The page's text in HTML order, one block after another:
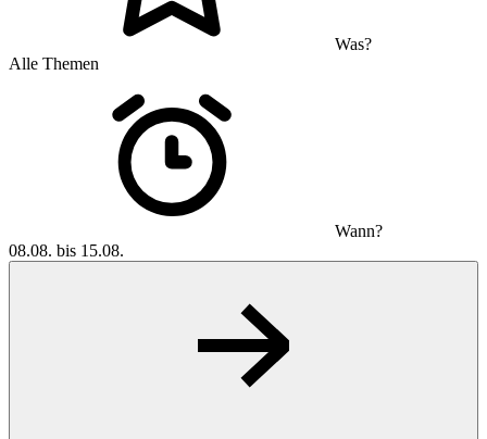
Was?
Alle Themen
Wann?
08.08. bis 15.08.